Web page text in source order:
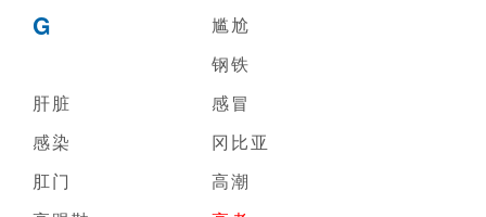
G
尴尬
钢铁
肝脏
感冒
感染
冈比亚
肛门
高潮